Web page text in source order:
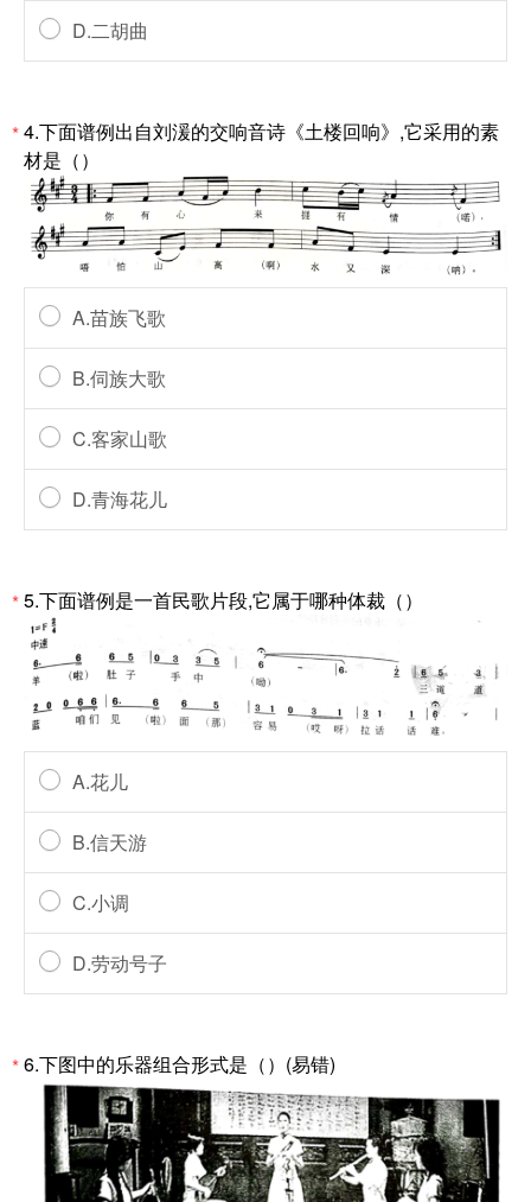
D.二胡曲
*4.下面谱例出自刘湲的交响音诗《土楼回响》,它采用的素
材是（）
A.苗族飞歌
B.伺族大歌
C.客家山歌
D.青海花儿
*5.下面谱例是一首民歌片段,它属于哪种体裁（）
A.花儿
B.信天游
C.小调
D.劳动号子
*6.下图中的乐器组合形式是（）(易错)